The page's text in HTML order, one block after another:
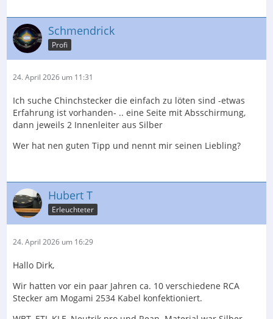
Schmendrick
Profi
24. April 2026 um 11:31
Ich suche Chinchstecker die einfach zu löten sind -etwas
Erfahrung ist vorhanden- .. eine Seite mit Absschirmung,
dann jeweils 2 Innenleiter aus Silber
Wer hat nen guten Tipp und nennt mir seinen Liebling?
Hubert T
Erleuchteter
24. April 2026 um 16:29
Hallo Dirk,
Wir hatten vor ein paar Jahren ca. 10 verschiedene RCA
Stecker am Mogami 2534 Kabel konfektioniert.